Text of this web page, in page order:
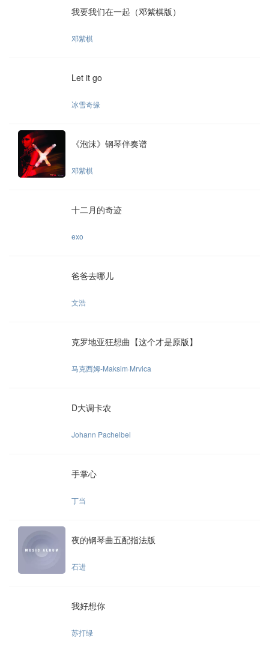
我要我们在一起（邓紫棋版）
邓紫棋
Let it go
冰雪奇缘
《泡沫》钢琴伴奏谱
邓紫棋
十二月的奇迹
exo
爸爸去哪儿
文浩
克罗地亚狂想曲【这个才是原版】
马克西姆-Maksim·Mrvica
D大调卡农
Johann Pachelbel
手掌心
丁当
夜的钢琴曲五配指法版
石进
我好想你
苏打绿